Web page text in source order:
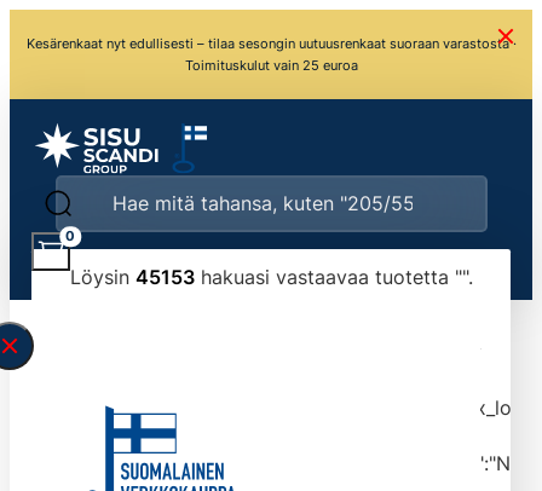
Kesärenkaat nyt edullisesti – tilaa sesongin uutuusrenkaat suoraan varastosta ·
Toimituskulut vain 25 euroa
Löysin 45153hakuasi vastaavaa tuotetta "".
typed the search query correctly.<br>Currently
tmlmvi","meta_query":
0